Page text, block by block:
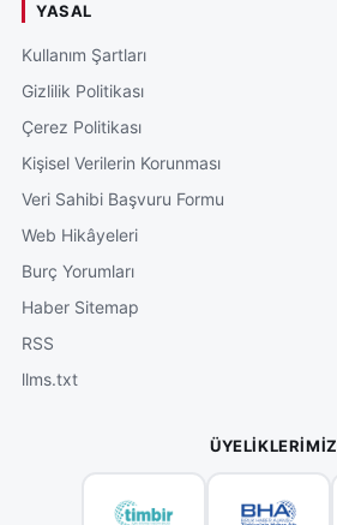
YASAL
Kullanım Şartları
Gizlilik Politikası
Çerez Politikası
Kişisel Verilerin Korunması
Veri Sahibi Başvuru Formu
Web Hikâyeleri
Burç Yorumları
Haber Sitemap
RSS
llms.txt
ÜYELIKLERIMIZ